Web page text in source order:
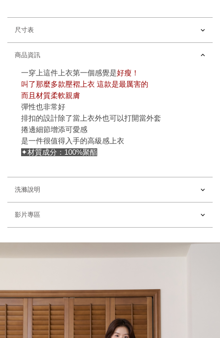
尺寸表
商品資訊
一穿上這件上衣第一個感覺是好瘦！
叫了那麼多款壓褶上衣 這款是最厲害的
而且材質柔軟親膚
彈性也非常好
排扣的設計除了當上衣外也可以打開當外套
捲邊細節增添可愛感
是一件很值得入手的高級感上衣
✦材質成分：100%聚酯
洗滌說明
影片專區